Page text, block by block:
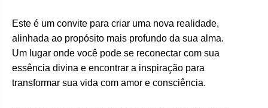
Este é um convite para criar uma nova realidade,
alinhada ao propósito mais profundo da sua alma.
Um lugar onde você pode se reconectar com sua
essência divina e encontrar a inspiração para
transformar sua vida com amor e consciência.